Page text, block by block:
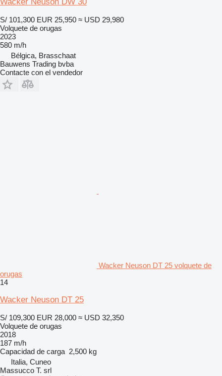
S/ 101,300 EUR 25,950 ≈ USD 29,980
Volquete de orugas
2023
580 m/h
Bélgica, Brasschaat
Bauwens Trading bvba
Contacte con el vendedor
Wacker Neuson DT 25 volquete de
orugas
14
Wacker Neuson DT 25
S/ 109,300 EUR 28,000 ≈ USD 32,350
Volquete de orugas
2018
187 m/h
Capacidad de carga 2,500 kg
Italia, Cuneo
Massucco T. srl